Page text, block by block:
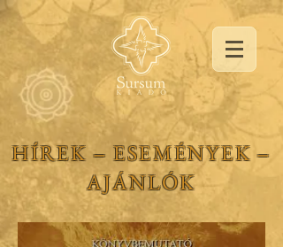
HÍREK ‒ ESEMÉNYEK ‒
AJÁNLÓK